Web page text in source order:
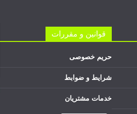
قوانین و مقررات
حریم خصوصی
شرایط و ضوابط
خدمات مشتریان